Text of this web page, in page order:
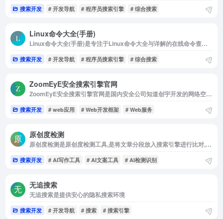
搜索开发 # 开发导航 # 程序员搜索引擎 # 综合搜索
Linux命令大全(手册)
Linux命令大全(手册)是专注于Linux命令大全与详解的在线命令查询网站，包含Linux命令手册、Linux命令详解、Linux命令学习与shell脚本编程大全等优质学习资料，准确，丰富，稳定，在技术之路上为您护航！
搜索开发 # 开发导航 # 程序员搜索引擎 # 综合搜索
ZoomEyE安全搜索引擎官网
ZoomEyE安全搜索引擎官网是国内安全公司知道创宇开发的网络空间搜索引擎
搜索开发 # web应用 # Web开发框架 # Web服务
原创度检测
原创度检测是原创度检测工具,是将文章分段放入搜索引擎进行比对,以便发现文章中存在的相似和重复内容
搜索开发 # AI写作工具 # AI文案工具 # AI检测识别
无追搜索
无追搜索是提供安心的隐私搜索环境
搜索开发 # 开发导航 # 搜索 # 搜索引擎